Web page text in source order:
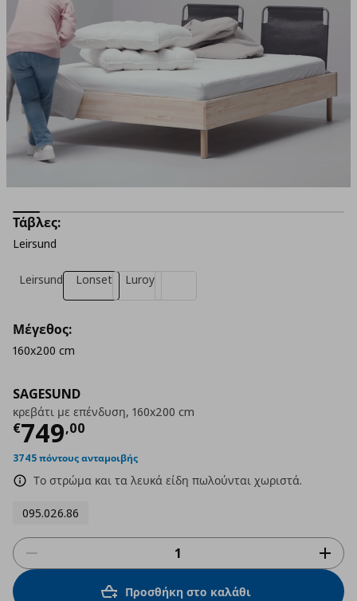
SAGESUND
κρεβάτι με επένδυση, 160x200 cm
€749,00
Τρέχουσα τιμή
3745 πόντους ανταμοιβής
Το στρώμα και τα λευκά είδη πωλούνται χωριστά.
095.026.86
Τάβλες:
Leirsund
Leirsund Lonset Luroy
Μέγεθος:
160x200 cm
Προσθήκη στο καλάθι